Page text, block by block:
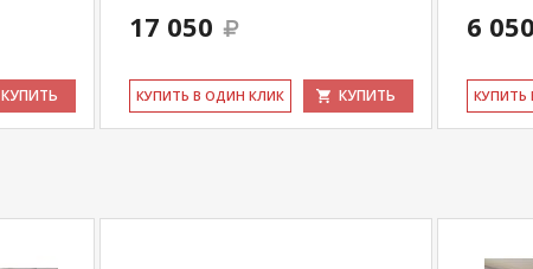
КУПИТЬ
17 050
КУ­ПИТЬ В ОДИН КЛИК КУПИТЬ
6 050
КУ­ПИТЬ